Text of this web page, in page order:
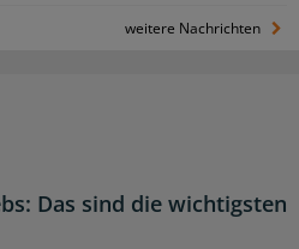
weitere Nachrichten
Das sind die wichtigsten